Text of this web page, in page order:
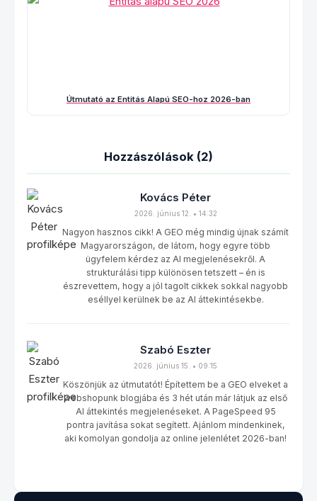
Útmutató az Entitás Alapú SEO-hoz 2026-ban
Hozzászólások (2)
Kovács Péter
2026. június 12. • 14:32
Nagyon hasznos cikk! A GEO még mindig újnak számít
Magyarországon, de látom, hogy egyre több
ügyfelem kérdez az AI megjelenésekről. A
strukturálási tipp különösen tetszett – én is
észrevettem, hogy a jól tagolt cikkek sokkal nagyobb
eséllyel kerülnek be az AI áttekintésekbe.
Szabó Eszter
2026. június 15. • 09:15
Köszönjük az útmutatót! Építettem be a GEO elveket a
webshopunk blogjába és 3 hét után már látjuk az első
AI áttekintés megjelenéseket. A PageSpeed 95
pontra javítása sokat segített. Ajánlom mindenkinek,
aki komolyan gondolja az online jelenlétet 2026-ban!